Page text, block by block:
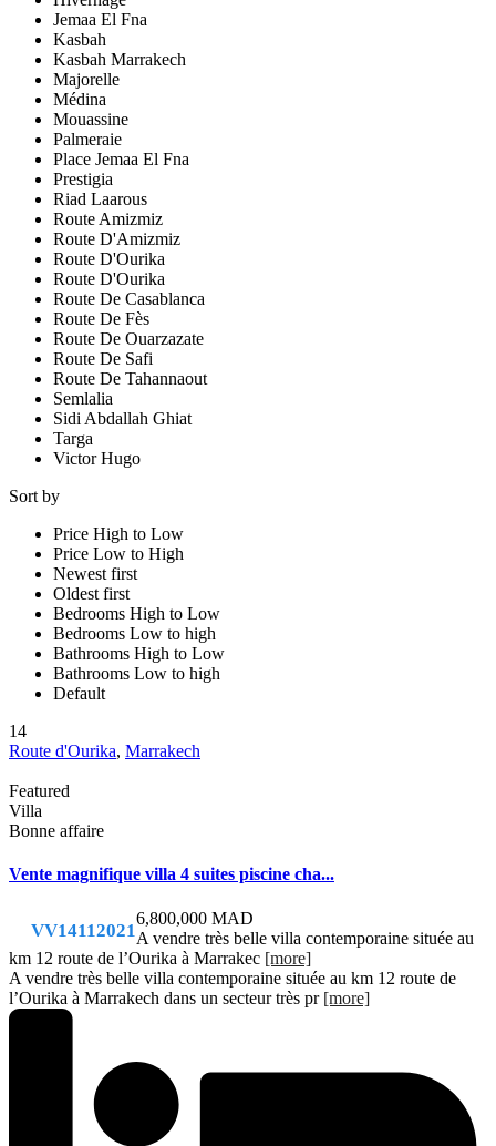
Jemaa El Fna
Kasbah
Kasbah Marrakech
Majorelle
Médina
Mouassine
Palmeraie
Place Jemaa El Fna
Prestigia
Riad Laarous
Route Amizmiz
Route D'Amizmiz
Route D'Ourika
Route D'Ourika
Route De Casablanca
Route De Fès
Route De Ouarzazate
Route De Safi
Route De Tahannaout
Semlalia
Sidi Abdallah Ghiat
Targa
Victor Hugo
Sort by
Price High to Low
Price Low to High
Newest first
Oldest first
Bedrooms High to Low
Bedrooms Low to high
Bathrooms High to Low
Bathrooms Low to high
Default
14
Route d'Ourika, Marrakech
Featured
Villa
Bonne affaire
Vente magnifique villa 4 suites piscine cha...
VV14112021
6,800,000 MAD
A vendre très belle villa contemporaine située au
km 12 route de l’Ourika à Marrakec [more]
A vendre très belle villa contemporaine située au km 12 route de
l’Ourika à Marrakech dans un secteur très pr [more]